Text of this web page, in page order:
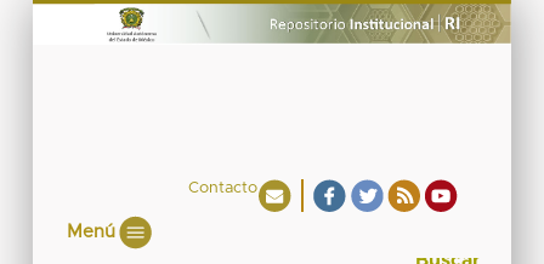
Contacto
Menú